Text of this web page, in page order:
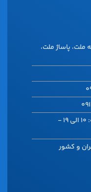
ملت، پاساژ ملت،
ساعت کاری: شنبه تا چهارشنبه: 10 الی 19 -